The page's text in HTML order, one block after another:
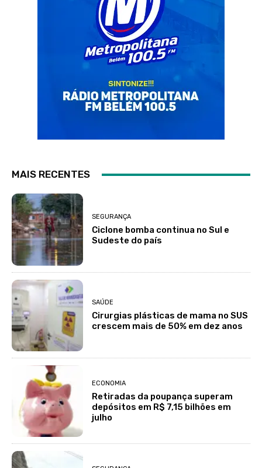
MAIS RECENTES
SEGURANÇA
Ciclone bomba continua no Sul e
Sudeste do país
SAÚDE
Cirurgias plásticas de mama no SUS
crescem mais de 50% em dez anos
ECONOMIA
Retiradas da poupança superam
depósitos em R$ 7,15 bilhões em
julho